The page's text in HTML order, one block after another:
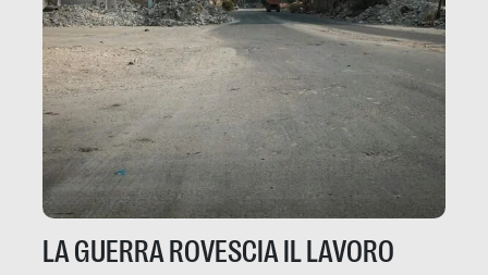
LA GUERRA ROVESCIA IL LAVORO